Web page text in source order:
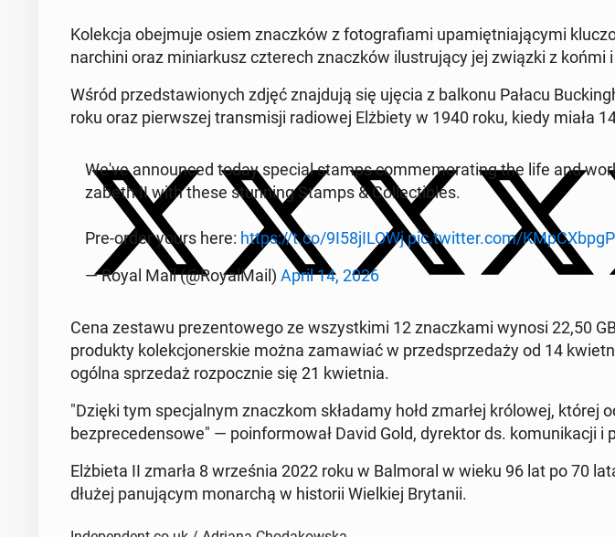
Ko­lek­cja obej­mu­je osiem znacz­ków z fo­to­gra­fia­mi upa­mięt­nia­ją­cy­mi
nar­chi­ni oraz mi­niar­kusz czte­rech znacz­ków ilu­stru­ją­cy jej związki z końmi
Wśród przed­sta­wio­nych zdjęć znaj­du­ją się ujęcia z balkonu Pałacu
roku oraz pierw­szej trans­mi­sji ra­dio­wej Elż­bie­ty w 1940 roku, kiedy miała
We've an­no­un­ced today special stamps com­me­mo­ra­ting the life and
za­beth II with these stun­ning Stamps & Col­lec­ti­bles.
Pre-order yours here: https://t.co/9I58jILOWj pic.twitter.com/
— Royal Mail (@Roy­al­Ma­il) April 14, 2026
Cena zestawu pre­zen­to­we­go ze wszyst­ki­mi 12 znacz­ka­mi wynosi 22,50
pro­duk­ty ko­lek­cjo­ner­skie można za­ma­wiać w przed­sprze­da­ży od 14
ogólna sprze­daż roz­pocz­nie się 21 kwiet­nia.
"Dzięki tym spe­cjal­nym znacz­kom skła­da­my hołd zmarłej kró­lo­wej, której
bez­pre­ce­den­so­we" — po­in­for­mo­wał David Gold, dy­rek­tor ds. ko­mu­ni­ka­cji i
Elż­bie­ta II zmarła 8 wrze­śnia 2022 roku w Bal­mo­ral w wieku 96 lat po 70
dłu­żej pa­nu­ją­cym mo­nar­chą w hi­sto­rii Wiel­kiej Bry­ta­nii.